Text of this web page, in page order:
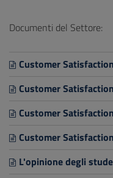
Documenti del Settore:
Customer
Customer
Customer
Customer
L'opinione degli